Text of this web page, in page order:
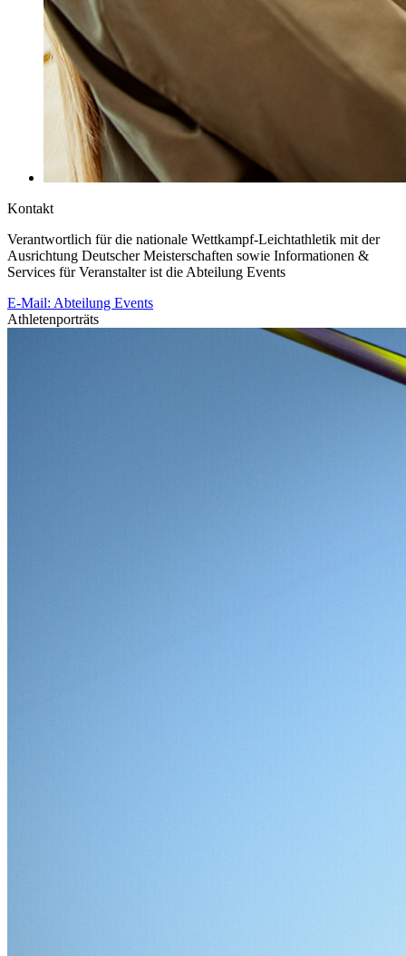
Kontakt
Verantwortlich für die nationale Wettkampf-Leichtathletik mit der
Ausrichtung Deutscher Meisterschaften sowie Informationen &
Services für Veranstalter ist die Abteilung Events
E-Mail: Abteilung Events
Athletenporträts